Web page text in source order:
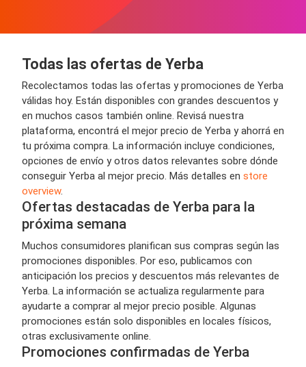
Todas las ofertas de Yerba
Recolectamos todas las ofertas y promociones de Yerba
válidas hoy. Están disponibles con grandes descuentos y
en muchos casos también online. Revisá nuestra
plataforma, encontrá el mejor precio de Yerba y ahorrá en
tu próxima compra. La información incluye condiciones,
opciones de envío y otros datos relevantes sobre dónde
conseguir Yerba al mejor precio. Más detalles en store
overview.
Ofertas destacadas de Yerba para la
próxima semana
Muchos consumidores planifican sus compras según las
promociones disponibles. Por eso, publicamos con
anticipación los precios y descuentos más relevantes de
Yerba. La información se actualiza regularmente para
ayudarte a comprar al mejor precio posible. Algunas
promociones están solo disponibles en locales físicos,
otras exclusivamente online.
Promociones confirmadas de Yerba